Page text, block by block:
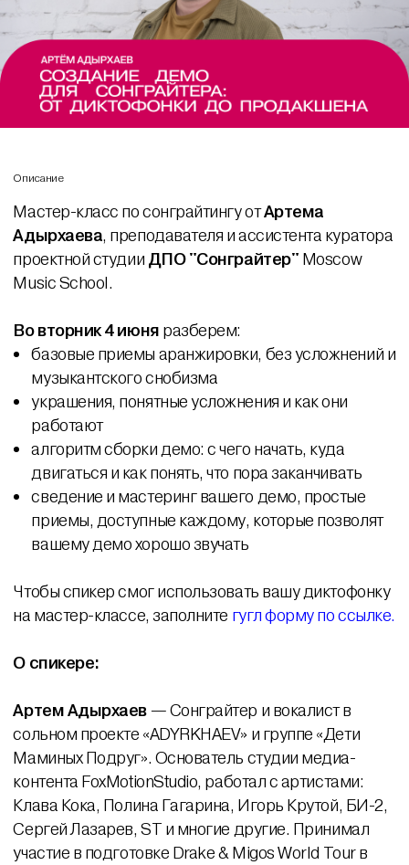
Описание
Мастер-класс по сонграйтингу отАртема
Адырхаева, преподавателя и ассистента куратора
проектной студии ДПО "Сонграйтер" Moscow
Music School.
Во вторник 4 июня разберем:
базовые приемы аранжировки, без усложнений и
музыкантского снобизма
украшения, понятные усложнения и как они
работают
алгоритм сборки демо: с чего начать, куда
двигаться и как понять, что пора заканчивать
сведение и мастеринг вашего демо, простые
приемы, доступные каждому, которые позволят
вашему демо хорошо звучать
Чтобы спикер смог использовать вашу диктофонку
на мастер-классе, заполните гугл форму по ссылке.
О спикере:
Артем Адырхаев— Сонграйтер и вокалист в
сольном проекте «ADYRKHAEV» и группе «Дети
Маминых Подруг». Основатель студии медиа-
контента FoxMotionStudio, работал с артистами:
Клава Кока, Полина Гагарина, Игорь Крутой, БИ-2,
Сергей Лазарев, ST и многие другие. Принимал
участие в подготовке Drake & Migos World Tour в